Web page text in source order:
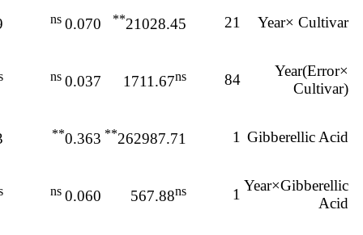
Year× Cultivar
21
21028.45
**
0.070
Year(Error×
Cultivar)
84
1711.67ns
0.037
Gibberellic Acid
1
262987.71
**
0.363
**
Year×Gibberellic
Acid
1
567.88ns
0.060